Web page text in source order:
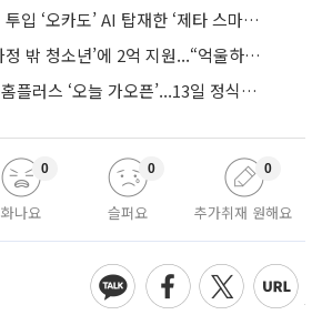
롯데마트, 2000억 투입 ‘오카도’ AI 탑재한 ‘제타 스마트센터’...온라인 장보기 판 바꾼다
장혜선 이사장, ‘가정 밖 청소년’에 2억 지원...“억울하고 아파도 단단해지길”
2000억 수혈받은 홈플러스 ‘오늘 가오픈’...13일 정식 개장 시험대
화나요
0
슬퍼요
0
추가취재 원해요
0